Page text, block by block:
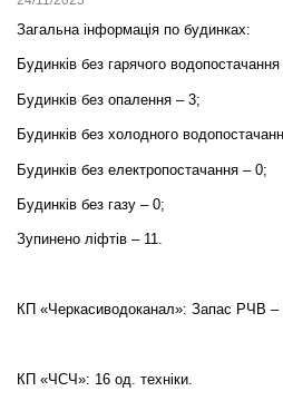
Загальна інформація по будинках:
Будинків без гарячого
Будинків без опалення – 3;
Будинків без холодного
Будинків без електропостачання – 0;
Будинків без газу – 0;
Зупинено ліфтів – 11.
КП «Черкасиводоканал»: Запас РЧВ –
КП «ЧСЧ»: 16 од. техніки.